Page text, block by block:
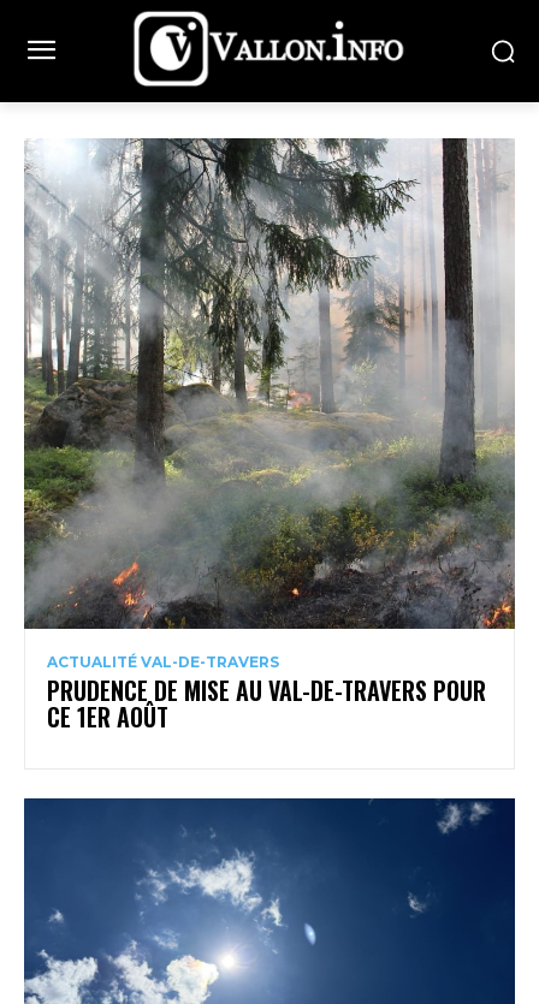
ACTUALITÉ VAL-DE-TRAVERS
PRUDENCE DE MISE AU VAL-DE-TRAVERS POUR
CE 1ER AOÛT